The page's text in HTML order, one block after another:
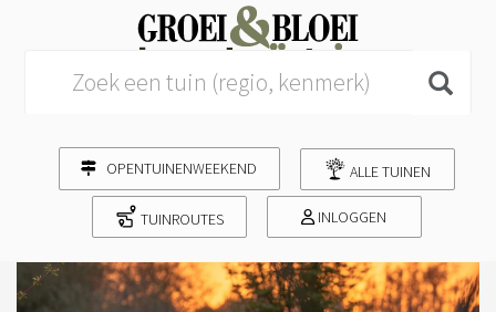
OPENTUINENWEEKEND ALLE TUINEN
TUINROUTES INLOGGEN